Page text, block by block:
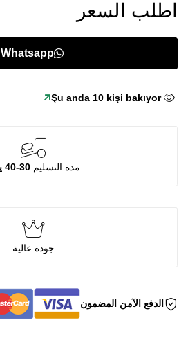
اطلب السعر
Whatsapp
Şu anda8 kişi bakıyor
مدة التسليم 30-40 يوماً
جودة عالية
الدفع الآمن المضمون